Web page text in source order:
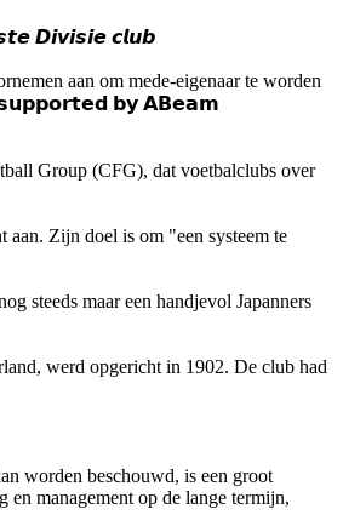
𝘿𝙞𝙫𝙞𝙨𝙞𝙚 𝙘𝙡𝙪𝙗
aan om mede-eigenaar te worden
𝘀𝘂𝗽𝗽𝗼𝗿𝘁𝗲𝗱 𝗯𝘆 𝗔𝗕𝗲𝗮𝗺
Group (CFG), dat voetbalclubs over
Zijn doel is om "een systeem te
steeds maar een handjevol Japanners
werd opgericht in 1902. De club had
worden beschouwd, is een groot
management op de lange termijn,